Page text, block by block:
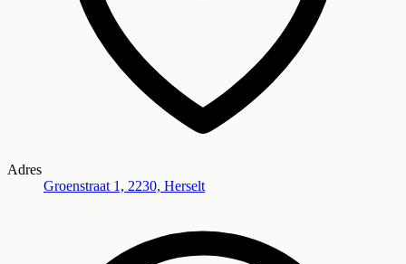
Adres
Groenstraat 1, 2230, Herselt